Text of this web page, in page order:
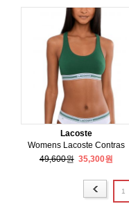
Lacoste
Womens Lacoste Contras
49,600원 35,300원
1